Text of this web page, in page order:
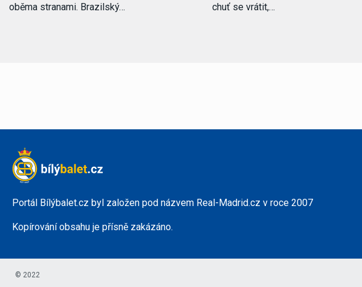
oběma stranami. Brazilský…
chuť se vrátit,…
Portál Bílýbalet.cz byl založen pod názvem Real-Madrid.cz v roce 2007
Kopírování obsahu je přísně zakázáno.
© 2022